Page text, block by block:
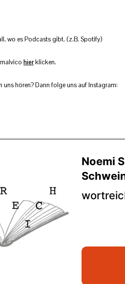
wo es Podcasts gibt. (z.B. Spotify)
hierklicken.
hören? Dann folge uns auf Instagram: